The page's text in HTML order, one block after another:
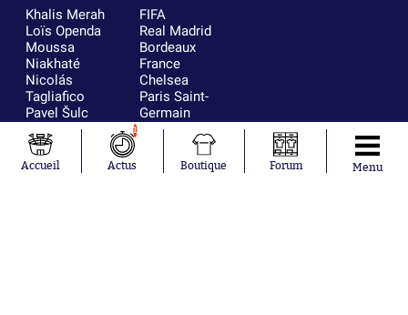
Khalis Merah
Loïs Openda
Moussa
Niakhaté
Nicolás
Tagliafico
Pavel Šulc
Gauthier Hein
Lionel Messi
Gonzalo
García Torres
FIFA
Real Madrid
Bordeaux
France
Chelsea
Paris Saint-
Germain
Olympique
AC Milan
RC Strasbourg
Accueil
1
Actus Boutique Forum Menu